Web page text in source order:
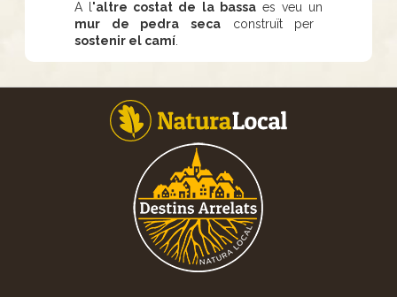
A l 'altre costat de la bassaes veu un
mur de pedra seca construït per
sostenir el camí